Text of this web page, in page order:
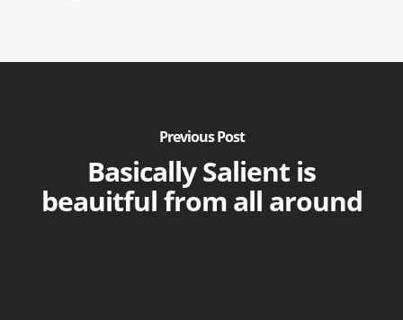
Previous Post
Basically Salient is
beauitful from all around